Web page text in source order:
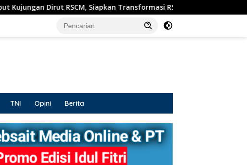
Siapkan Transformasi RSUD Sosodoro untuk Pelayanan Kesehatan
TNI Opini Berita